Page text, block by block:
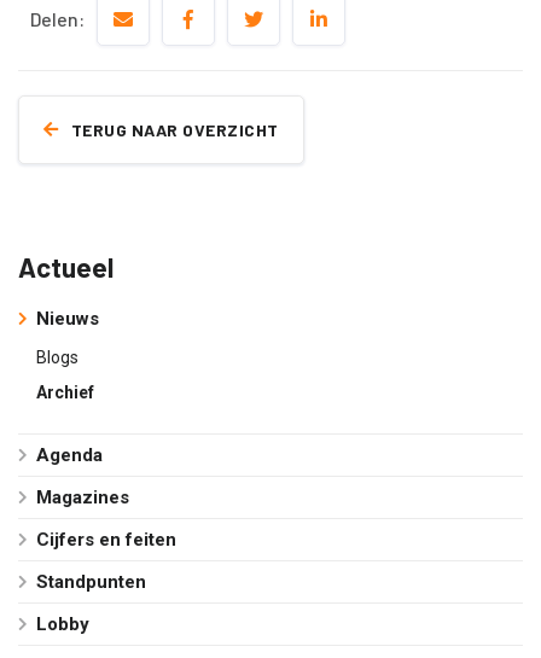
Delen:
TERUG NAAR OVERZICHT
Actueel
Nieuws
Blogs
Archief
Agenda
Magazines
Cijfers en feiten
Standpunten
Lobby